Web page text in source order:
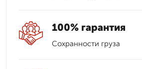
100% гарантия
Сохранности груза